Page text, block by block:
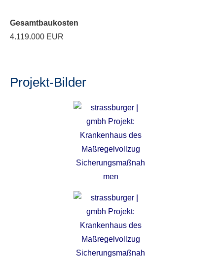
Gesamtbaukosten
4.119.000 EUR
Projekt-Bilder